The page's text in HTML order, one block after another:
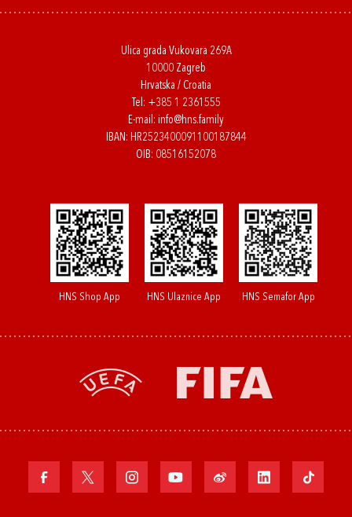
Ulica grada Vukovara 269A
10000 Zagreb
Hrvatska / Croatia
Tel: +385 1 2361555
E-mail: info@hns.family
IBAN: HR2523400091100187844
OIB: 08516152078
HNS Shop App HNS Ulaznice App HNS Semafor App